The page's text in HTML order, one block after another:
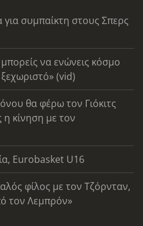
συμπαίκτη στους Σπερς
να ενώνεις κόσμο
ξεχωριστό» (vid)
θα φέρω τον Γιόκιτς
κίνηση με τον
Eurobasket U16
φίλος με τον Τζόρνταν,
τον Λεμπρόν»